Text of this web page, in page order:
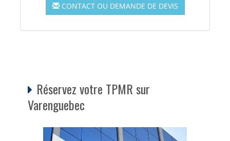
CONTACT OU DEMANDE DE DEVIS
Réservez votre TPMR sur
Varenguebec